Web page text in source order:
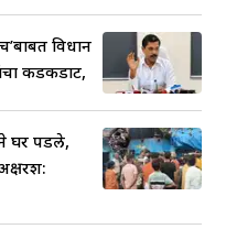
विधान
कडकडाट,
घर पडले,